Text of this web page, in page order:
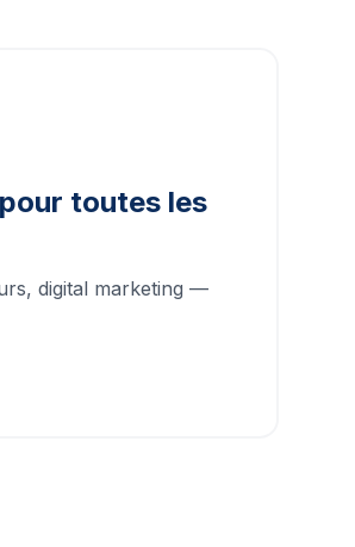
toutes les
digital marketing —